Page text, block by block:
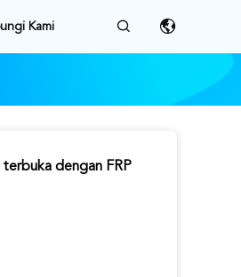
Kami
dengan FRP